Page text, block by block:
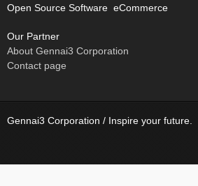
Open Source Software eCommerce
Our Partner
About Gennai3 Corporation
Contact page
Gennai3 Corporation / Inspire your future.